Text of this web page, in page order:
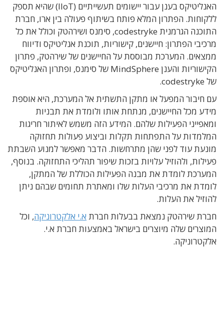
האנליטיקס בענן עבור יישומים תעשייתיים (IIoT) שהיא תספק
ללקוחות. הפתרון המלא פותח בשיתוף פעולה בין ארו, חברת
התוכנה הגרמנית codestryke, סימנס ושירהטק וכולל את כל
מרכיבי הפתרון: חיישנים, קישוריות, תוכנת אנליטיקס ודיווח
ממצאים. המערכת מבוססת על החיישנים של שירהטק, פתרון
הקישוריות והענן MindSphere של סימנס, ופתרון האנליטיקס
של codestryke.
עם חיבור המפעל או מתקן התשתית אל המערכת, היא אוספת
מידע מכל החיישנים, מנתחת אותו ולומדת את תבניות
ומאפייני הפעילות שלהם. המידע הזה משמש לאיתור חריגות
המלמדות על התפתחות תקלות וביצוע פעולות תחזוקה
מונעת עוד לפני שהן מתרחשות. הדבר מאפשר למנוע השבתת
פעילות, ולהוזיל עלויות בזכות שיפור תהליכי התחזוקה. בנוסף,
המערכת לומדת את מבנה הפעילות הכוללת של המתקן,
לומדת את מרכיבי העלות שלו ומאתרת תחומים שבהם ניתן
להוזיל את העלות.
חברת שירהטק נמצאת בבעלות חברת א.י אלקטרוניקה, וכל
המוצרים שלה מיוצרים בישראל באמצעות חברת א.י.
אלקטרוניקה.